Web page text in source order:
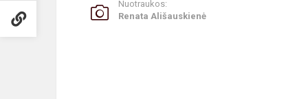
Nuotraukos:
Renata Ališauskienė